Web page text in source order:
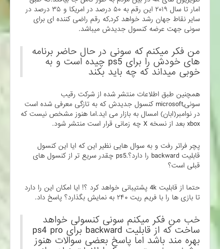
امار تا سال ۲۰۱۹ این رقم به ۵۰ درصد در امریکا و ۳۵ درصد در
سایر نقاط جهان رشد خواهد کرد,که رقم راضی کننده ای برای
سونی جهت عرضه کنسول جدیدش میباشد.
من فکر میکنم که سونی در حال حاضر برنامه
های خودش را برای ps5 چیده است و به
خوبی میداند که چه باید بکند
همچنین طبق اطلاعات منتشر شده از شرکت رقیب
سونی,microsoft کنسول جدیدش که به تازگی معرفی شده است
در نوامبر(ابان) امسال به بازار می اید.اما هنوز مشخص نیست که
xbox بعد از نسخه X چه زمانی قرار است منتشر شود.
پچر فراتر رفت و به سوال هایی نظیر این که ایا این کنسول
قابلیت backward را دارد؟.ps5 چقدر سریع تر از کنسول های
قبلی است؟
حتما از قابلیت 4k پشتیبانی خواهد کرد ؟! ایا امکان این را دارد
تا بازی ها را با فریم ریت ۲۴۰ به نمایش بگذارد؟ پاسخ داد.
خب من فکر میکنم سونی کنسولی خواهد
ساخت که از قابلیت backward برای ps4 pro
بهره مند باشد اما پاسخ بعضی سوالات هنوز